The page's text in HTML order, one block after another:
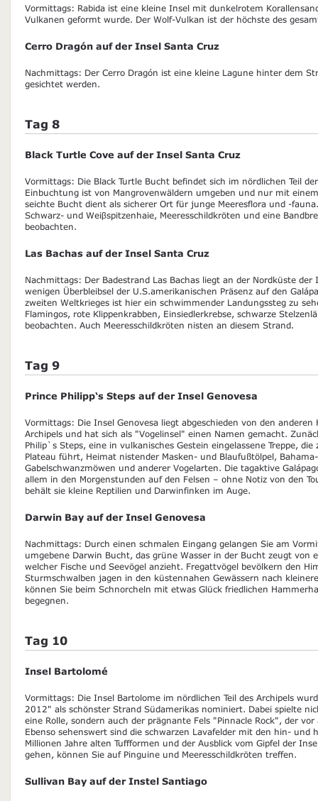
Vormittags: Rabida ist eine kleine Insel mit dunkelrotem
Vulkanen geformt wurde. Der Wolf-Vulkan ist der höchste des
Cerro Dragón auf der Insel Santa Cruz
Nachmittags: Der Cerro Dragón ist eine kleine Lagune hinter dem
gesichtet werden.
Tag 8
Black Turtle Cove auf der Insel Santa Cruz
Vormittags: Die Black Turtle Bucht befindet sich im nördlichen Teil
Einbuchtung ist von Mangrovenwäldern umgeben und nur mit
seichte Bucht dient als sicherer Ort für junge Meeresflora und -
Schwarz- und Weiβspitzenhaie, Meeresschildkröten und eine
beobachten.
Las Bachas auf der Insel Santa Cruz
Nachmittags: Der Badestrand Las Bachas liegt an der Nordküste der
wenigen Überbleibsel der U.S.amerikanischen Präsenz auf den
zweiten Weltkrieges ist hier ein schwimmender Landungssteg zu
Flamingos, rote Klippenkrabben, Einsiedlerkrebse, schwarze
beobachten. Auch Meeresschildkröten nisten an diesem Strand.
Tag 9
Prince Philipp‘s Steps auf der Insel Genovesa
Vormittags: Die Insel Genovesa liegt abgeschieden von den anderen
Archipels und hat sich als "Vogelinsel" einen Namen gemacht.
Philip`s Steps, eine in vulkanisches Gestein eingelassene Treppe,
Plateau führt, Heimat nistender Masken- und Blaufußtölpel,
Gabelschwanzmöwen und anderer Vogelarten. Die tagaktive
allem in den Morgenstunden auf den Felsen – ohne Notiz von den
behält sie kleine Reptilien und Darwinfinken im Auge.
Darwin Bay auf der Insel Genovesa
Nachmittags: Durch einen schmalen Eingang gelangen Sie am
umgebene Darwin Bucht, das grüne Wasser in der Bucht zeugt von
welcher Fische und Seevögel anzieht. Fregattvögel bevölkern den
Sturmschwalben jagen in den küstennahen Gewässern nach
können Sie beim Schnorcheln mit etwas Glück friedlichen
begegnen.
Tag 10
Insel Bartolomé
Vormittags: Die Insel Bartolome im nördlichen Teil des Archipels
2012" als schönster Strand Südamerikas nominiert. Dabei spielte
eine Rolle, sondern auch der prägnante Fels "Pinnacle Rock", der
Ebenso sehenswert sind die schwarzen Lavafelder mit den hin- und
Millionen Jahre alten Tuffformen und der Ausblick vom Gipfel der
gehen, können Sie auf Pinguine und Meeresschildkröten treffen.
Sullivan Bay auf der Instel Santiago